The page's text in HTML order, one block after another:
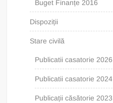
Buget Finanțe 2016
Dispoziții
Stare civilă
Publicatii casatorie 2026
Publicatii casatorie 2024
Publicații căsătorie 2023